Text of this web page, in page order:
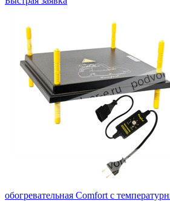
обогревательная Comfort с